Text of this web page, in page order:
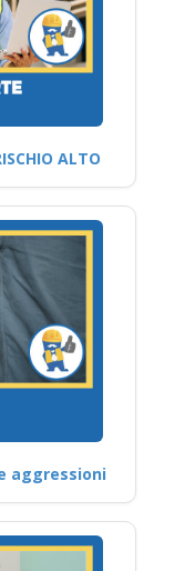
ALTO
aggressioni